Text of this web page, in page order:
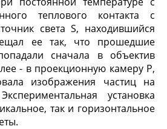
теплового контакта с
света S, находившийся
ее так, что прошедшие
сначала в объектив
- в проекционную камеру P,
изображения частиц на
установка
так и горизонтальное